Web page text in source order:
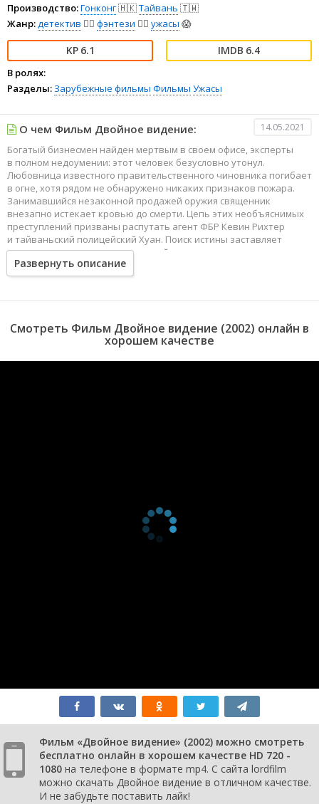
Производство:Гонконг🇭🇰Тайвань 🇹🇼
Жанр:детектив 🕵️‍♂️ фэнтези 🧝‍♂️ ужасы 😱
6.1 6.4
В ролях:
Разделы: Зарубежные фильмы Фильмы Ужасы
О чем Фильм Двойное видение: 14.05.2021
Богатый бизнесмен найден мертвым в своем офисе, эксперты
в полном недоумении: этот человек безусловно утонул.
Любовница известного правительственного чиновника погибает
в огне, хотя рядом не обнаружено никаких признаков пожара.
Занимавшийся незаконной продажей оружия священник
внезапно истекает кровью до смерти. Цепь этих необъяснимых
преступлений призваны распутать агент ФБР Кевин Рихтер
и тайваньский полицейский Хуан. Поиск истины заставляет
напарников заглянуть в самые тайные уголки криминального
мира и однажды наводит на след древнего культа.
Развернуть описание
Смотреть Фильм Двойное видение (2002) онлайн в
хорошем качестве
Фильм «Двойное видение» (2002) можно смотреть
бесплатно онлайн в хорошем качестве HD 720 -
1080 на телефоне в формате mp4. С сайта lordfilm
можно скачать Двойное видение в отличном качестве.
И не забудьте поставить лайк!